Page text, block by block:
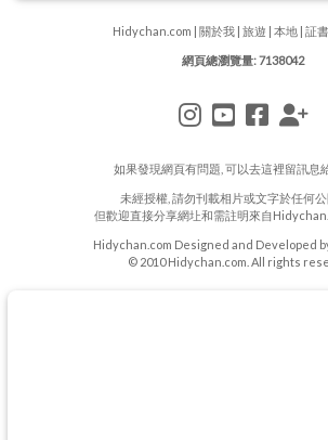
Hidychan.com 關於我 旅遊 本地 証書
網頁總瀏覽量: 7138042
如果發現網頁有問題, 可以去這裡留訊息
未經授權, 請勿刊載相片或文字於任何公
但歡迎直接分享網圵和需註明來自
Hidychan.com Designed and Developed
© 2010 Hidychan.com. All rights